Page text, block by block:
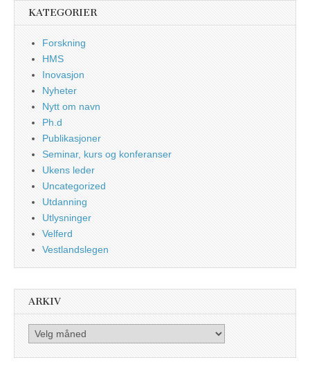
KATEGORIER
Forskning
HMS
Inovasjon
Nyheter
Nytt om navn
Ph.d
Publikasjoner
Seminar, kurs og konferanser
Ukens leder
Uncategorized
Utdanning
Utlysninger
Velferd
Vestlandslegen
ARKIV
Arkiv